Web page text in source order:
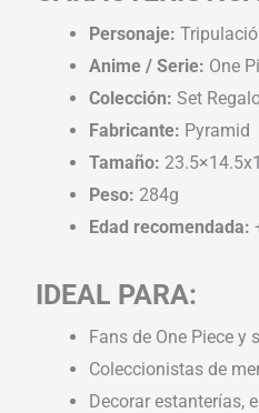
Personaje:
Anime / Serie: One
Colección: Set
Fabricante: Pyramid
Tamaño:
Peso: 284g
Edad recomendada:
IDEAL PARA:
Fans de One Piece
Coleccionistas de
Decorar estanterías,